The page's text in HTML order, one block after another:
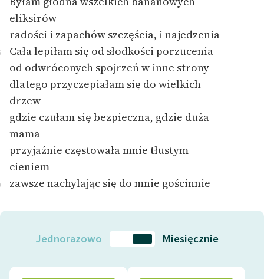
eliksirów
radości i zapachów szczęścia, i najedzenia
Cała lepiłam się od słodkości porzucenia
od odwróconych spojrzeń w inne strony
dlatego przyczepiałam się do wielkich
drzew
gdzie czułam się bezpieczna, gdzie duża
mama
przyjaźnie częstowała mnie tłustym
cieniem
zawsze nachylając się do mnie gościnnie
Jednorazowo Miesięcznie